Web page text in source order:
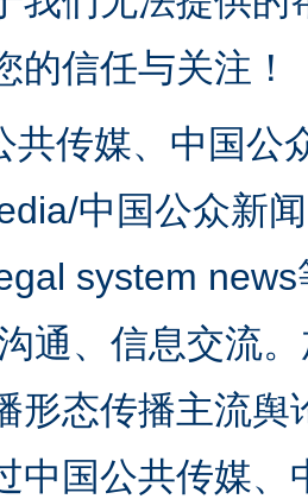
的信任与关注！
共传媒、中国公
中国公众新
system
通、信息交流
形态传播主流
中国公共传媒